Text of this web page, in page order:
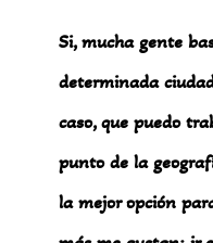
Si, mucha gente
determinada
caso, que puedo
punto de la
la mejor opción